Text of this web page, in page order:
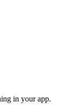
in your app.